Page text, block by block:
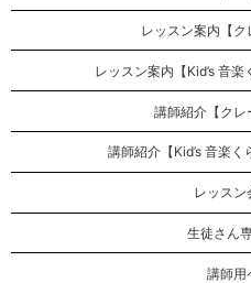
レッスン案内【ク
レッスン案内【Kid’s 音楽
講師紹介【クレ
講師紹介【Kid’s 音楽く
レッスン
生徒さん
講師用